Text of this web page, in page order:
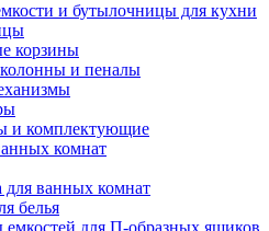
и бутылочницы для кухни
корзины
и пеналы
и комплектующие
комнат
ванных комнат
белья
для П-образных ящиков